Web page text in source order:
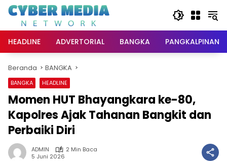
Langsung
konten
HEADLINE
ADVERTORIAL BANGKA PANGKALPINANG
Beranda BANGKA
BANGKA HEADLINE
Momen HUT Bhayangkara ke-80,
Kapolres Ajak Tahanan Bangkit dan
Perbaiki Diri
ADMIN
2 Min Baca
5 Juni 2026